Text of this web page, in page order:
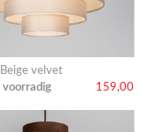
velvet
voorradig 159,00